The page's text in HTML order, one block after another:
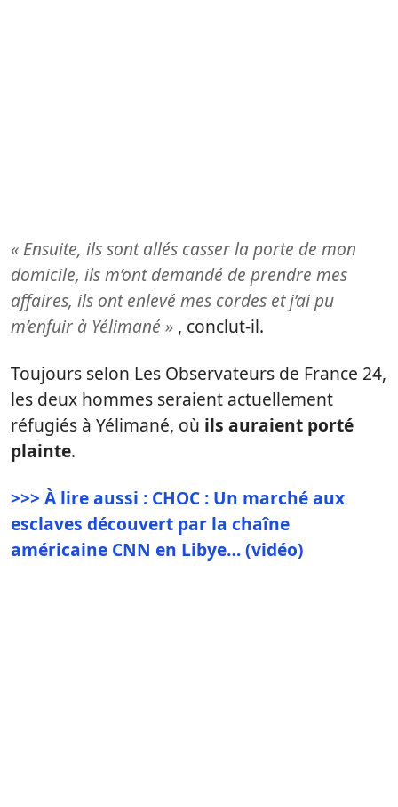
« Ensuite, ils sont allés casser la porte de mon
domicile, ils m’ont demandé de prendre mes
affaires, ils ont enlevé mes cordes et j’ai pu
m’enfuir à Yélimané » , conclut-il.
Toujours selon Les Observateurs de France 24,
les deux hommes seraient actuellement
réfugiés à Yélimané, où ils auraient porté
plainte.
>>> À lire aussi : CHOC : Un marché aux
esclaves découvert par la chaîne
américaine CNN en Libye… (vidéo)